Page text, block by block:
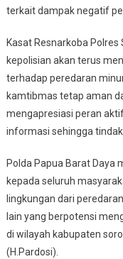
terkait dampak negatif
Kasat Resnarkoba
kepolisian akan terus
terhadap peredaran
kamtibmas tetap aman
mengapresiasi peran
informasi sehingga
Polda Papua Barat Daya
kepada seluruh
lingkungan dari
lain yang berpotensi
di wilayah kabupaten
(H.Pardosi).